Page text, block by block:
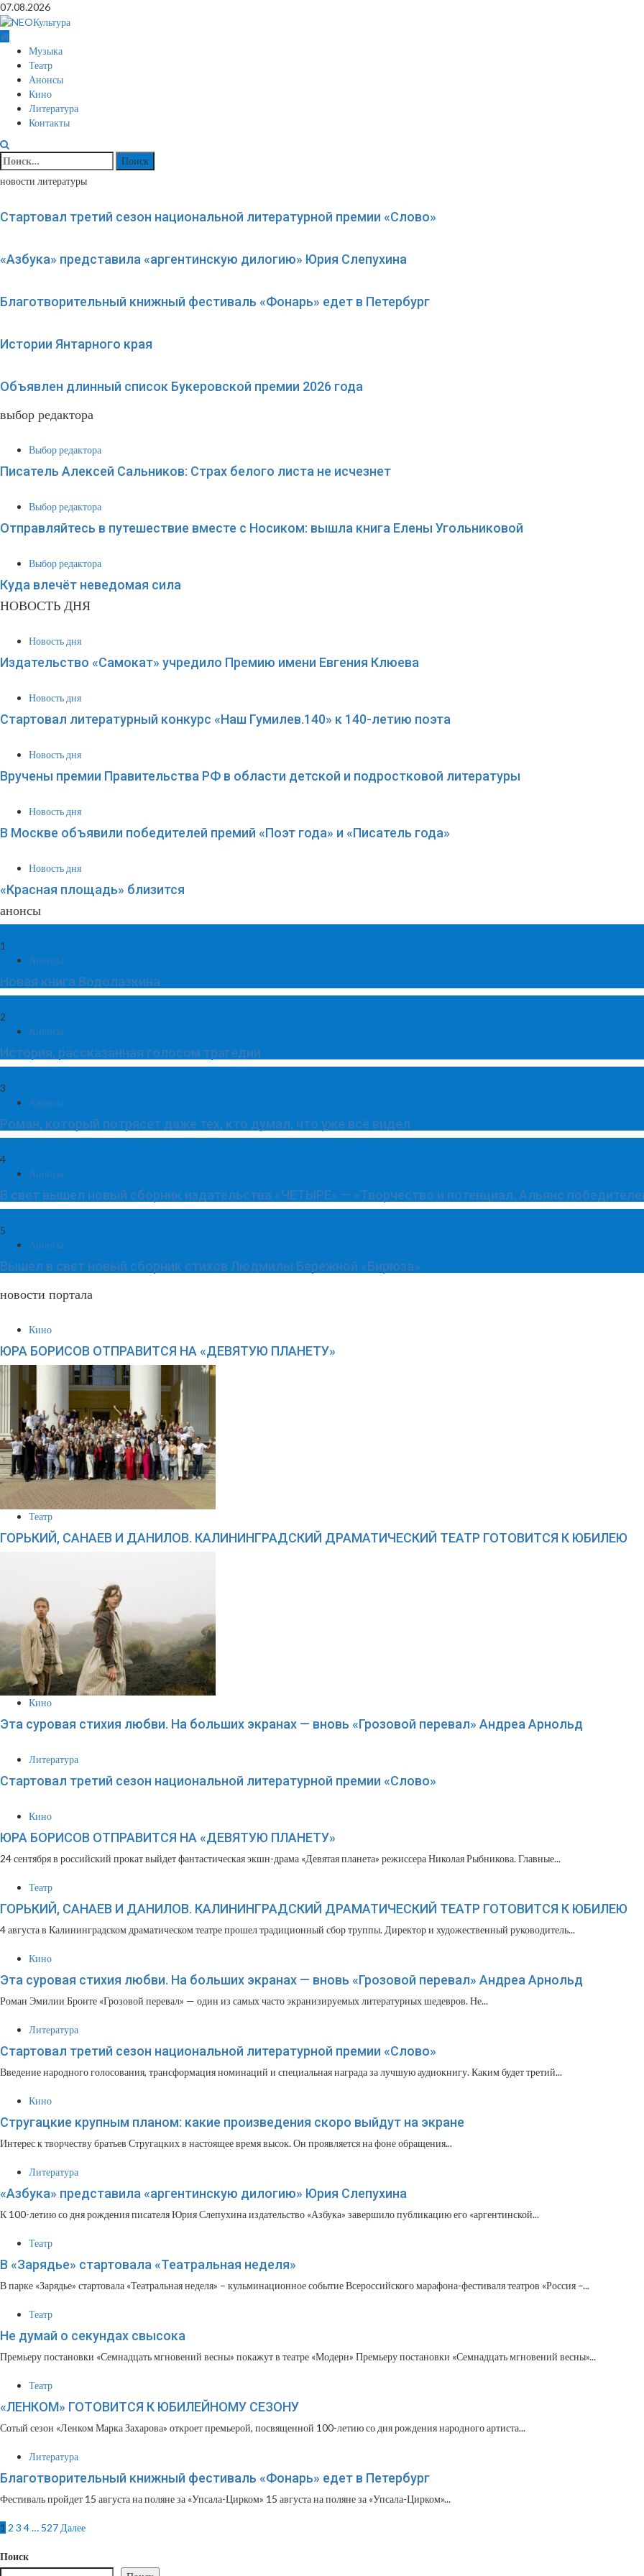
Перейти
к
содержимому
07.08.2026
Основное
меню
Музыка
Театр
Анонсы
Кино
Литература
Контакты
Найти:
новости литературы
Стартовал третий сезон национальной литературной премии «Слово»
«Азбука» представила «аргентинскую дилогию» Юрия Слепухина
Благотворительный книжный фестиваль «Фонарь» едет в Петербург
Истории Янтарного края
Объявлен длинный список Букеровской премии 2026 года
выбор редактора
Выбор редактора
Писатель Алексей Сальников: Страх белого листа не исчезнет
Выбор редактора
Отправляйтесь в путешествие вместе с Носиком: вышла книга Елены Угольниковой
Выбор редактора
Куда влечёт неведомая сила
НОВОСТЬ ДНЯ
Новость дня
Издательство «Самокат» учредило Премию имени Евгения Клюева
Новость дня
Стартовал литературный конкурс «Наш Гумилев.140» к 140-летию поэта
Новость дня
Вручены премии Правительства РФ в области детской и подростковой литературы
Новость дня
В Москве объявили победителей премий «Поэт года» и «Писатель года»
Новость дня
«Красная площадь» близится
анонсы
1
Анонсы
Новая книга Водолазкина
2
Анонсы
История, рассказанная голосом трагедии
3
Анонсы
Роман, который потрясёт даже тех, кто думал, что уже всё видел
4
Анонсы
В свет вышел новый сборник издательства «ЧЕТЫРЕ» — «Творчество и потенциал. Альянс
5
Анонсы
Вышел в свет новый сборник стихов Людмилы Бережной «Бирюза»
новости портала
Кино
ЮРА БОРИСОВ ОТПРАВИТСЯ НА «ДЕВЯТУЮ ПЛАНЕТУ»
Театр
ГОРЬКИЙ, САНАЕВ И ДАНИЛОВ. КАЛИНИНГРАДСКИЙ ДРАМАТИЧЕСКИЙ ТЕАТР ГОТОВИТСЯ К ЮБИЛЕЮ
Кино
Эта суровая стихия любви. На больших экранах — вновь «Грозовой перевал» Андреа Арнольд
Литература
Стартовал третий сезон национальной литературной премии «Слово»
Кино
ЮРА БОРИСОВ ОТПРАВИТСЯ НА «ДЕВЯТУЮ ПЛАНЕТУ»
24 сентября в российский прокат выйдет фантастическая экшн-драма «Девятая планета» режиссера Николая Рыбникова. Главные...
Театр
ГОРЬКИЙ, САНАЕВ И ДАНИЛОВ. КАЛИНИНГРАДСКИЙ ДРАМАТИЧЕСКИЙ ТЕАТР ГОТОВИТСЯ К ЮБИЛЕЮ
4 августа в Калининградском драматическом театре прошел традиционный сбор труппы. Директор и художественный руководитель...
Кино
Эта суровая стихия любви. На больших экранах — вновь «Грозовой перевал» Андреа Арнольд
Роман Эмилии Бронте «Грозовой перевал» — один из самых часто экранизируемых литературных шедевров. Не...
Литература
Стартовал третий сезон национальной литературной премии «Слово»
Введение народного голосования, трансформация номинаций и специальная награда за лучшую аудиокнигу. Каким будет третий...
Кино
Стругацкие крупным планом: какие произведения скоро выйдут на экране
Интерес к творчеству братьев Стругацких в настоящее время высок. Он проявляется на фоне обращения...
Литература
«Азбука» представила «аргентинскую дилогию» Юрия Слепухина
К 100-летию со дня рождения писателя Юрия Слепухина издательство «Азбука» завершило публикацию его «аргентинской...
Театр
В «Зарядье» стартовала «Театральная неделя»
В парке «Зарядье» стартовала «Театральная неделя» – кульминационное событие Всероссийского марафона-фестиваля театров «Россия –...
Театр
Не думай о секундах свысока
Премьеру постановки «Семнадцать мгновений весны» покажут в театре «Модерн» Премьеру постановки «Семнадцать мгновений весны»...
Театр
«ЛЕНКОМ» ГОТОВИТСЯ К ЮБИЛЕЙНОМУ СЕЗОНУ
Сотый сезон «Ленком Марка Захарова» откроет премьерой, посвященной 100-летию со дня рождения народного артиста...
Литература
Благотворительный книжный фестиваль «Фонарь» едет в Петербург
Фестиваль пройдет 15 августа на поляне за «Упсала-Цирком» 15 августа на поляне за «Упсала-Цирком»...
Пагинация
записей
1 2 3 4… 527Далее
Поиск